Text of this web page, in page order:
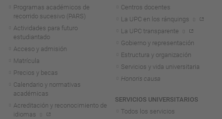
Programas académicos de
recorrido sucesivo (PARS)
Actividades para futuro
estudiantado
Acceso y admisión
Matrícula
Precios y becas
Calendario y normativas
académicas
Acreditación y reconocimiento de
idiomas
Centros docentes
La UPC en los ránquings
La UPC transparente
Gobierno y representación
Estructura y organización
Servicios y vida universitaria
Honoris causa
SERVICIOS UNIVERSITARIOS
Todos los servicios